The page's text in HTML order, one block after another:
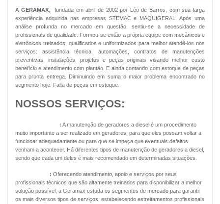
A GERAMAX, fundada em abril de 2002 por Léo de Barros, com sua larga
experiência adquirida nas empresas STEMAC e MAQUIGERAL. Após uma
análise profunda no mercado em questão, sentiu-se a necessidade de
profissionais de qualidade. Formou-se então a própria equipe com mecânicos e
eletrônicos treinados, qualificados e uniformizados para melhor atendê-los nos
serviços: assistência técnica, automações, contratos de manutenções
preventivas, instalações, projetos e peças originais visando melhor custo
benefício e atendimento com plantão. E ainda contando com estoque de peças
para pronta entrega. Diminuindo em suma o maior problema encontrado no
segmento hoje. Falta de peças em estoque.
NOSSOS SERVIÇOS:
: A manutenção de geradores a diesel é um procedimento
muito importante a ser realizado em geradores, para que eles possam voltar a
funcionar adequadamente ou para que se impeça que eventuais defeitos
venham a acontecer. Há diferentes tipos de manutenção de geradores a diesel,
sendo que cada um deles é mais recomendado em determinadas situações.
: Oferecendo atendimento, apoio e serviços por seus
profissionais técnicos que são altamente treinados para disponibilizar a melhor
solução possível, a Geramax estuda os segmentos de mercado para garantir
os mais diversos tipos de serviços, estabelecendo estreitamentos profissionais